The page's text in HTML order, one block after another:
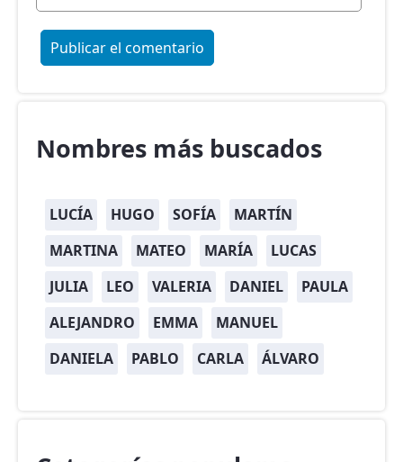
Nombres más buscados
LUCÍA HUGO SOFÍA
MARTÍN
MARTINA
MATEO MARÍA
LUCAS
JULIA
LEO VALERIA DANIEL
PAULA
ALEJANDRO
EMMA
MANUEL
DANIELA
PABLO CARLA ÁLVARO